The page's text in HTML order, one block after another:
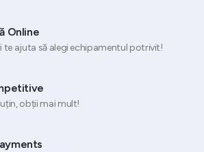
Online
te ajuta să alegi echipamentul potrivit!
obții mai mult!